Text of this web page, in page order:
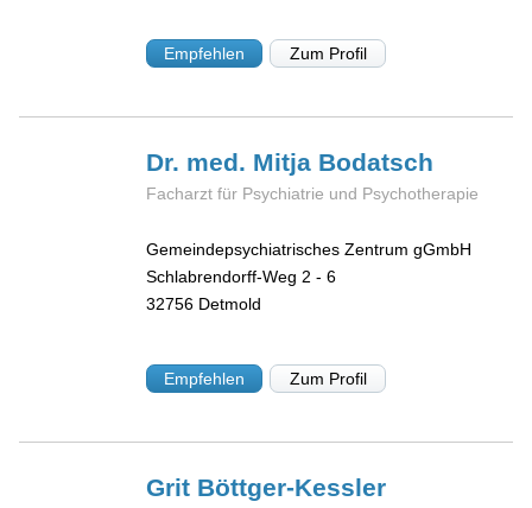
Empfehlen Zum Profil
Dr. med. Mitja Bodatsch
Facharzt für Psychiatrie und Psychotherapie
Gemeindepsychiatrisches Zentrum gGmbH
Schlabrendorff-Weg 2 - 6
32756 Detmold
Empfehlen Zum Profil
Grit Böttger-Kessler